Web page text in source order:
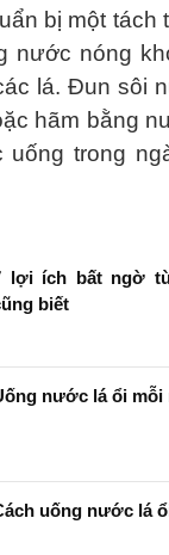
bị một tách
nước nóng
lá. Đun sôi
hãm bằng
uống trong
lợi ích bất ngờ
biết
nước lá ổi mỗi
uống nước lá